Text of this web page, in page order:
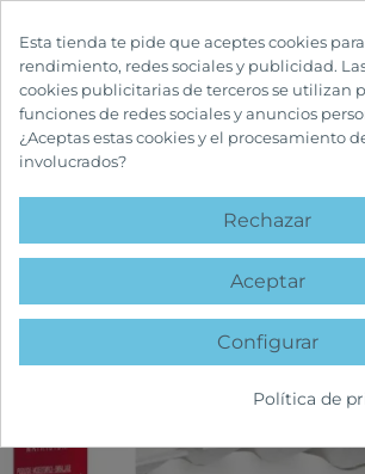
INICIO CUIDADOS FACIALES
Esta tienda te pide que aceptes cookies
rendimiento, redes sociales y publicidad.
cookies publicitarias de terceros se utilizan
funciones de redes sociales y anuncios
¿Aceptas estas cookies y el procesamiento
involucrados?
Rechazar
Aceptar
Configurar
Política de